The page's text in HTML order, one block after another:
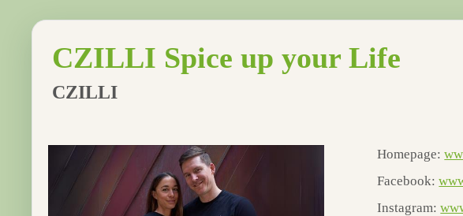
CZILLI Spice up your Life
CZILLI
Homepage:
Facebook:
Instagram: